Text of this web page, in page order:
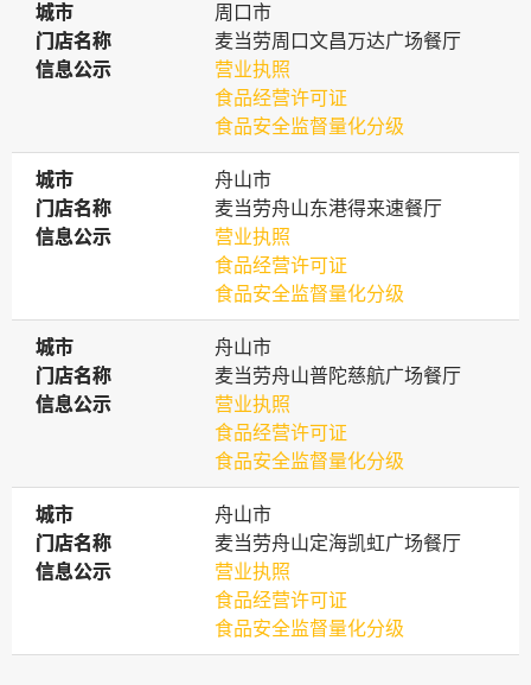
城市
城市
周口市
门店名称
门店名称
麦当劳周口文昌万达广场餐厅
信息公示
信息公示
营业执照
食品经营许可证
食品安全监督量化分级
城市
城市
舟山市
门店名称
门店名称
麦当劳舟山东港得来速餐厅
信息公示
信息公示
营业执照
食品经营许可证
食品安全监督量化分级
城市
城市
舟山市
门店名称
门店名称
麦当劳舟山普陀慈航广场餐厅
信息公示
信息公示
营业执照
食品经营许可证
食品安全监督量化分级
城市
城市
舟山市
门店名称
门店名称
麦当劳舟山定海凯虹广场餐厅
信息公示
信息公示
营业执照
食品经营许可证
食品安全监督量化分级